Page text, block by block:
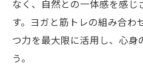
なく、自然との一体感を感
す。ヨガと筋トレの組み合わ
つ力を最大限に活用し、心身
う。